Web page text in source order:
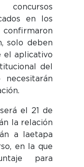
en los
confirmaron
solo deben
el aplicativo
del
el 21 de
la relación
a laetapa
en la que
para